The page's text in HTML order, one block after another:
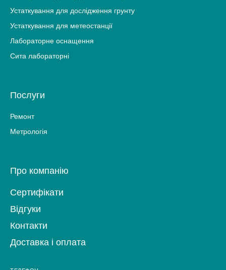
Устаткування для дослідження грунту
Устаткування для метеостанції
Лабораторне оснащення
Сита лабораторні
Послуги
Ремонт
Метрологія
Про компанію
Сертифікати
Відгуки
Контакти
Доставка і оплата